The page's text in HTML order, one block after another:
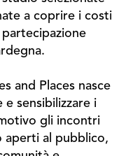
a coprire i costi
and Places nasce
sensibilizzare i
gli incontri
aperti al pubblico,